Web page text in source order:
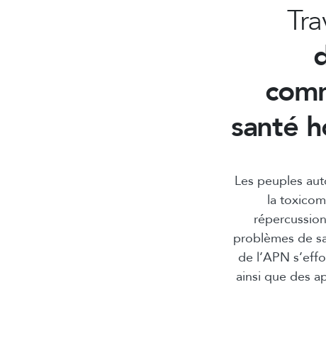
santé
Les peuples
la
problèmes de
de l’APN
ainsi que des